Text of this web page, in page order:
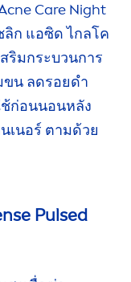
Care Night
ก แอซิด ไกลโค
ริมกระบวนการ
ขน ลดรอยดำ
ก่อนนอนหลัง
เนอร์ ตามด้วย
Pulsed